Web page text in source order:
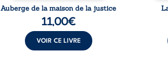
Auberge de la maison de la justice
11,00€
VOIR CE LIVRE